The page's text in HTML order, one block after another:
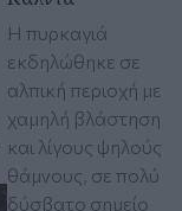
H πυρκαγιά
εκδηλώθηκε σε
αλπική περιοχή με
χαμηλή βλάστηση
και λίγους ψηλούς
θάμνους, σε πολύ
δύσβατο σημείο